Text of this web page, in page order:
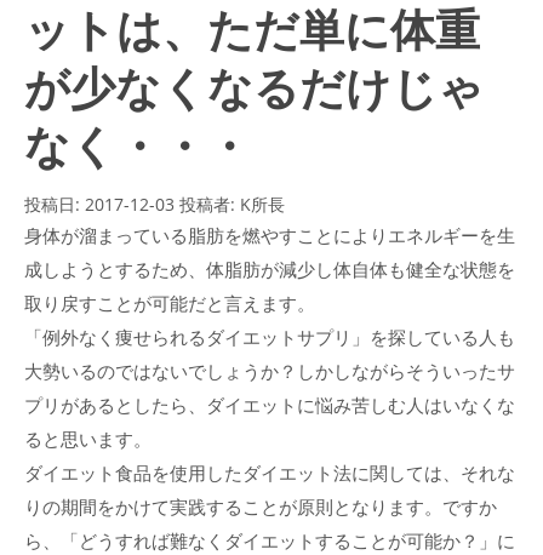
ットは、ただ単に体重
が少なくなるだけじゃ
なく・・・
投稿日: 2017-12-03 投稿者: K所長
身体が溜まっている脂肪を燃やすことによりエネルギーを生
成しようとするため、体脂肪が減少し体自体も健全な状態を
取り戻すことが可能だと言えます。
「例外なく痩せられるダイエットサプリ」を探している人も
大勢いるのではないでしょうか？しかしながらそういったサ
プリがあるとしたら、ダイエットに悩み苦しむ人はいなくな
ると思います。
ダイエット食品を使用したダイエット法に関しては、それな
りの期間をかけて実践することが原則となります。ですか
ら、「どうすれば難なくダイエットすることが可能か？」に